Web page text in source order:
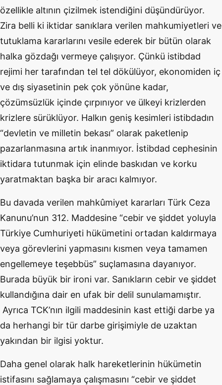
özellikle altının çizilmek istendiğini düşündürüyor.
Zira belli ki iktidar sanıklara verilen mahkumiyetleri ve
tutuklama kararlarını vesile ederek bir bütün olarak
halka gözdağı vermeye çalışıyor. Çünkü istibdad
rejimi her tarafından tel tel dökülüyor, ekonomiden iç
ve dış siyasetinin pek çok yönüne kadar,
çözümsüzlük içinde çırpınıyor ve ülkeyi krizlerden
krizlere sürüklüyor. Halkın geniş kesimleri istibdadın
“devletin ve milletin bekası” olarak paketlenip
pazarlanmasına artık inanmıyor. İstibdad cephesinin
iktidara tutunmak için elinde baskıdan ve korku
yaratmaktan başka bir aracı kalmıyor.
Bu davada verilen mahkûmiyet kararları Türk Ceza
Kanunu’nun 312. Maddesine “cebir ve şiddet yoluyla
Türkiye Cumhuriyeti hükümetini ortadan kaldırmaya
veya görevlerini yapmasını kısmen veya tamamen
engellemeye teşebbüs” suçlamasına dayanıyor.
Burada büyük bir ironi var. Sanıkların cebir ve şiddet
kullandığına dair en ufak bir delil sunulamamıştır.
Ayrıca TCK’nın ilgili maddesinin kast ettiği darbe ya
da herhangi bir tür darbe girişimiyle de uzaktan
yakından bir ilgisi yoktur.
Daha genel olarak halk hareketlerinin hükümetin
istifasını sağlamaya çalışmasını “cebir ve şiddet